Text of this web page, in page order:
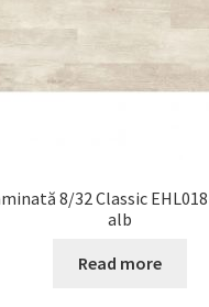
8/32 Classic
alb
Read more